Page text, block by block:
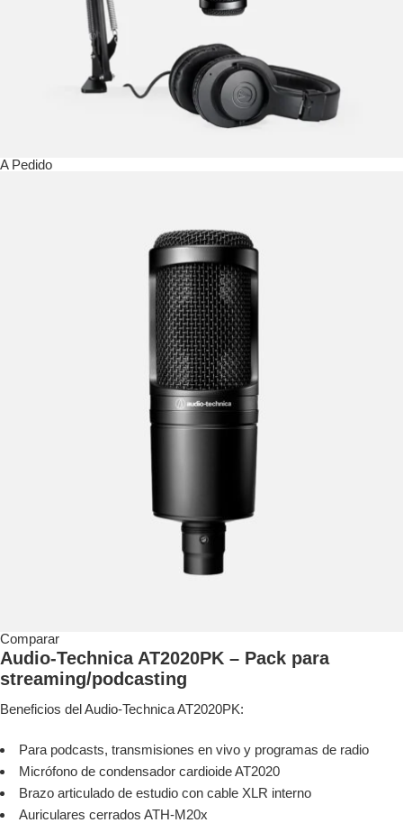
A Pedido
Comparar
Audio-Technica AT2020PK – Pack para
streaming/podcasting
Beneficios del Audio-Technica AT2020PK:
Para podcasts, transmisiones en vivo y programas de radio
Micrófono de condensador cardioide AT2020
Brazo articulado de estudio con cable XLR interno
Auriculares cerrados ATH-M20x